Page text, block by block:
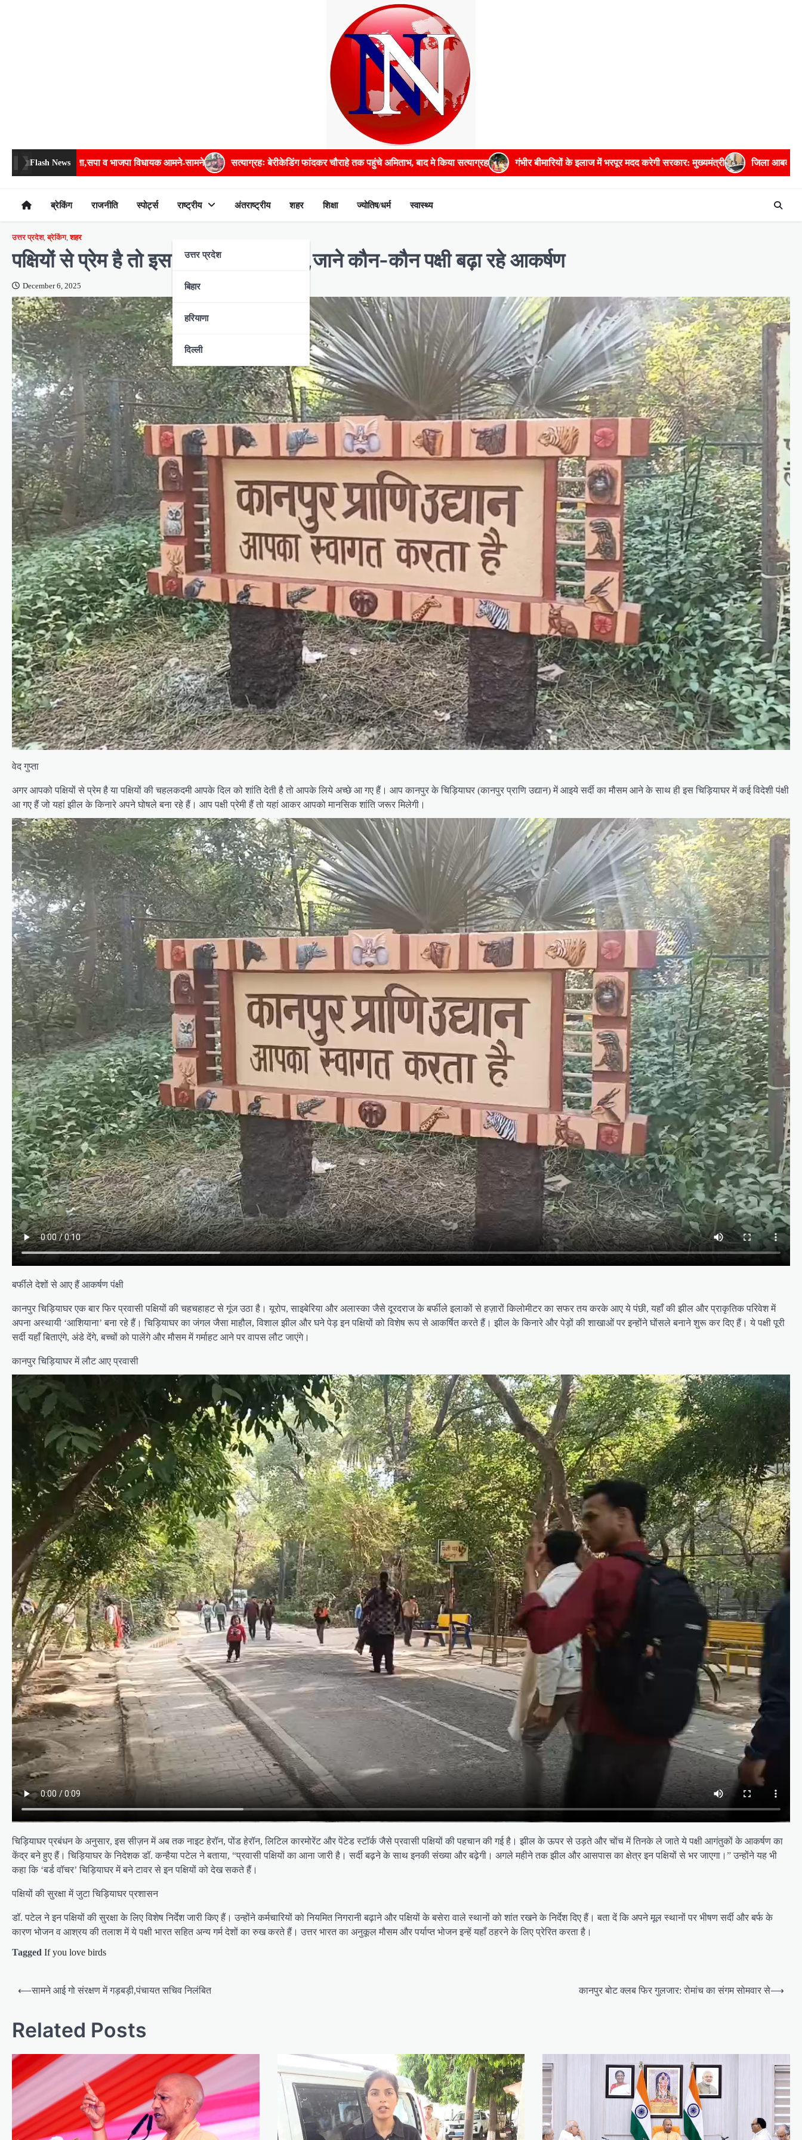
Flash News
आमने-सामने सत्याग्रहः बेरीकेडिंग फांदकर चौराहे तक पहुंचे अमिताभ, बाद मे किया सत्याग्रह गंभीर बीमारियों के इलाज में भरपूर मदद करेगी सरकार: मुख्यमंत्री जिला आबकारी अधिकारी सहित पांच अधिकारियों को प्रतिकूल
ब्रेकिंग राजनीति स्पोर्ट्स राष्ट्रीय
उत्तर प्रदेश
बिहार
हरियाणा
दिल्ली
अंतराष्ट्रीय शहर शिक्षा ज्योतिष/धर्म स्वास्थ्य
उत्तर प्रदेश,ब्रेकिंग,शहर
पक्षियों से प्रेम है तो इस चिड़ियाघर में आइये,जाने कौन-कौन पक्षी बढ़ा रहे आकर्षण
December 6, 2025
वेद गुप्ता
अगर आपको पक्षियों से प्रेम है या पक्षियों की चहलकदमी आपके दिल को शांति देती है तो आपके लिये अच्छे आ गए हैं। आप कानपुर के चिड़ियाघर (कानपुर प्राणि उद्यान) में आइये सर्दी का मौसम आने के साथ ही इस चिड़ियाघर में कई विदेशी पंक्षी
आ गए हैं जो यहां झील के किनारे अपने घोषले बना रहे हैं। आप पक्षी प्रेमी हैं तो यहां आकर आपको मानसिक शांति जरूर मिलेगी।
बर्फीले देशों से आए हैं आकर्षण पंक्षी
कानपुर चिड़ियाघर एक बार फिर प्रवासी पक्षियों की चहचहाहट से गूंज उठा है। यूरोप, साइबेरिया और अलास्का जैसे दूरदराज के बर्फीले इलाकों से हज़ारों किलोमीटर का सफर तय करके आए ये पंछी, यहाँ की झील और प्राकृतिक परिवेश में
अपना अस्थायी ‘आशियाना’ बना रहे हैं। चिड़ियाघर का जंगल जैसा माहौल, विशाल झील और घने पेड़ इन पक्षियों को विशेष रूप से आकर्षित करते हैं। झील के किनारे और पेड़ों की शाखाओं पर इन्होंने घोंसले बनाने शुरू कर दिए हैं। ये पक्षी पूरी
सर्दी यहाँ बिताएंगे, अंडे देंगे, बच्चों को पालेंगे और मौसम में गर्माहट आने पर वापस लौट जाएंगे।
कानपुर चिड़ियाघर में लौट आए प्रवासी
चिड़ियाघर प्रबंधन के अनुसार, इस सीज़न में अब तक नाइट हेरॉन, पोंड हेरॉन, लिटिल कारमोरेंट और पेंटेड स्टॉर्क जैसे प्रवासी पक्षियों की पहचान की गई है। झील के ऊपर से उड़ते और चोंच में तिनके ले जाते ये पक्षी आगंतुकों के आकर्षण का
केंद्र बने हुए हैं। चिड़ियाघर के निदेशक डॉ. कन्हैया पटेल ने बताया, “प्रवासी पक्षियों का आना जारी है। सर्दी बढ़ने के साथ इनकी संख्या और बढ़ेगी। अगले महीने तक झील और आसपास का क्षेत्र इन पक्षियों से भर जाएगा।” उन्होंने यह भी
कहा कि ‘बर्ड वॉचर’ चिड़ियाघर में बने टावर से इन पक्षियों को देख सकते हैं।
पक्षियों की सुरक्षा में जुटा चिड़ियाघर प्रशासन
डॉ. पटेल ने इन पक्षियों की सुरक्षा के लिए विशेष निर्देश जारी किए हैं। उन्होंने कर्मचारियों को नियमित निगरानी बढ़ाने और पक्षियों के बसेरा वाले स्थानों को शांत रखने के निर्देश दिए हैं। बता दें कि अपने मूल स्थानों पर भीषण सर्दी और बर्फ के
कारण भोजन व आश्रय की तलाश में ये पक्षी भारत सहित अन्य गर्म देशों का रुख करते हैं। उत्तर भारत का अनुकूल मौसम और पर्याप्त भोजन इन्हें यहाँ ठहरने के लिए प्रेरित करता है।
Tagged If you love birds
s
t
n
a
v
g
⟵सामने आई गो संरक्षण में गड़बड़ी,पंचायत सचिव निलंबित कानपुर बोट क्लब फिर गुलजार: रोमांच का संगम सोमवार से⟶
Related Posts